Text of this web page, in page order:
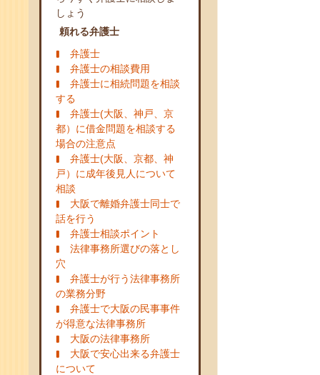
しょう
頼れる弁護士
弁護士
弁護士の相談費用
弁護士に相続問題を相談
する
弁護士(大阪、神戸、京
都）に借金問題を相談する
場合の注意点
弁護士(大阪、京都、神
戸）に成年後見人について
相談
大阪で離婚弁護士同士で
話を行う
弁護士相談ポイント
法律事務所選びの落とし
穴
弁護士が行う法律事務所
の業務分野
弁護士で大阪の民事事件
が得意な法律事務所
大阪の法律事務所
大阪で安心出来る弁護士
について